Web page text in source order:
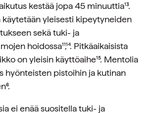
kestää jopa 45 minuuttia¹³.
yleisesti kipeytyneiden
sekä tuki- ja
hoidossa¹¹,¹⁴. Pitkäaikaisista
on yleisin käyttöaihe¹⁵. Mentolia
hyönteisten pistoihin ja kutinan
ei enää suositella tuki- ja